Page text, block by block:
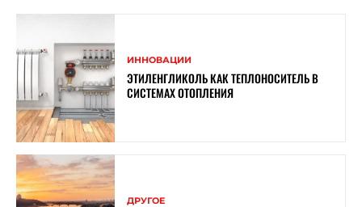
ИННОВАЦИИ
ЭТИЛЕНГЛИКОЛЬ КАК ТЕПЛОНОСИТЕЛЬ В
СИСТЕМАХ ОТОПЛЕНИЯ
ДРУГОЕ